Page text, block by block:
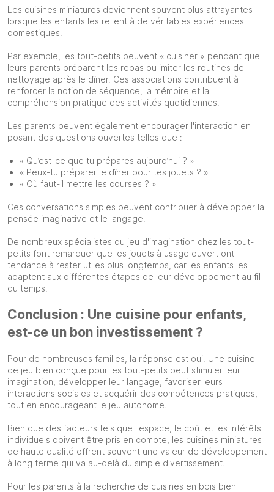
Les cuisines miniatures deviennent souvent plus attrayantes
lorsque les enfants les relient à de véritables expériences
domestiques.
Par exemple, les tout-petits peuvent « cuisiner » pendant que
leurs parents préparent les repas ou imiter les routines de
nettoyage après le dîner. Ces associations contribuent à
renforcer la notion de séquence, la mémoire et la
compréhension pratique des activités quotidiennes.
Les parents peuvent également encourager l'interaction en
posant des questions ouvertes telles que :
« Qu’est-ce que tu prépares aujourd’hui ? »
« Peux-tu préparer le dîner pour tes jouets ? »
« Où faut-il mettre les courses ? »
Ces conversations simples peuvent contribuer à développer la
pensée imaginative et le langage.
De nombreux spécialistes du jeu d'imagination chez les tout-
petits font remarquer que les jouets à usage ouvert ont
tendance à rester utiles plus longtemps, car les enfants les
adaptent aux différentes étapes de leur développement au fil
du temps.
Conclusion : Une cuisine pour enfants,
est-ce un bon investissement ?
Pour de nombreuses familles, la réponse est oui. Une cuisine
de jeu bien conçue pour les tout-petits peut stimuler leur
imagination, développer leur langage, favoriser leurs
interactions sociales et acquérir des compétences pratiques,
tout en encourageant le jeu autonome.
Bien que des facteurs tels que l'espace, le coût et les intérêts
individuels doivent être pris en compte, les cuisines miniatures
de haute qualité offrent souvent une valeur de développement
à long terme qui va au-delà du simple divertissement.
Pour les parents à la recherche de cuisines en bois bien